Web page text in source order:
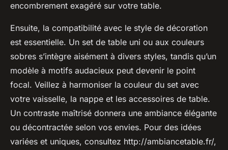
encombrement exagéré sur votre table.
Ensuite, la compatibilité avec le style de décoration
est essentielle. Un set de table uni ou aux couleurs
sobres s’intègre aisément à divers styles, tandis qu’un
modèle à motifs audacieux peut devenir le point
focal. Veillez à harmoniser la couleur du set avec
votre vaisselle, la nappe et les accessoires de table.
Un contraste maîtrisé donnera une ambiance élégante
ou décontractée selon vos envies. Pour des idées
variées et uniques, consultez http://ambiancetable.fr/,